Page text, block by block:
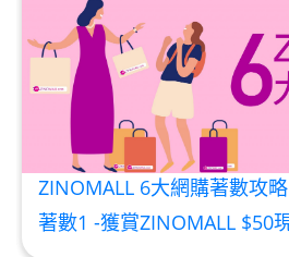
HKD$369
男補
此商品最多可加購1
HKD$169
HKD$449
理膚泉 無香大哥大
月)
ZINOMALL 6大網購著數攻略